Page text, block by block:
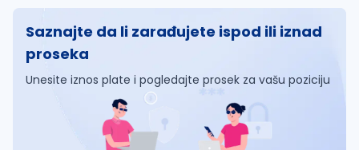
Saznajte da li zarađujete ispod ili iznad
proseka
Unesite iznos plate i pogledajte prosek za vašu poziciju